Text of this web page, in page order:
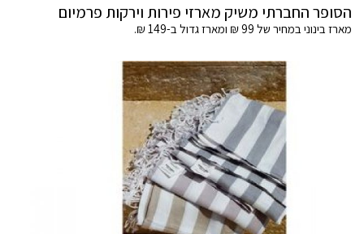
הסופר החברתי משיק מארזי פירות וירקות פרמיום
מארז בינוני במחיר של 99 ₪ ומארז גדול ב-149 ₪.